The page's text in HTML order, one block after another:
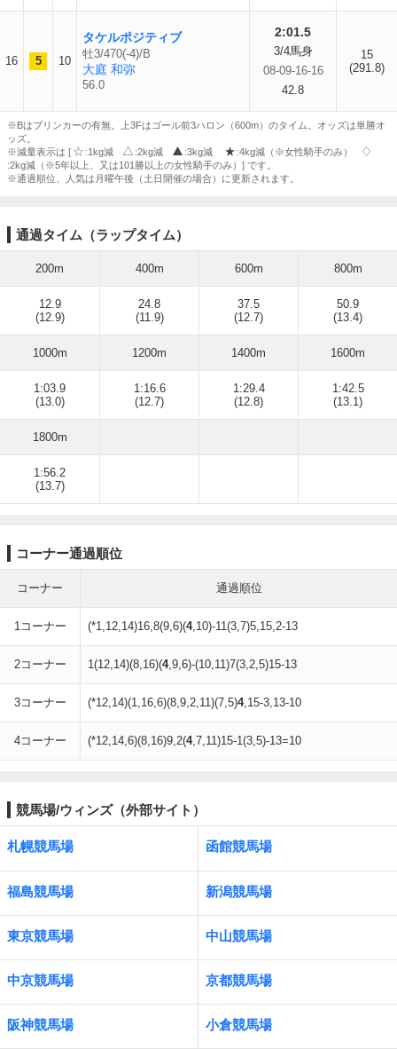
16 5 10
タケルポジティブ
牡3/470(-4)/B
大庭 和弥
56.0
2:01.5
3/4馬身
08-09-16-16
42.8
15
(291.8)
※Bはブリンカーの有無。上3Fはゴール前3ハロン（600m）のタイム。オッズは単勝オ
ッズ。
※減量表示は [
:1kg減 :2kg減 :3kg減
:4kg減（※女性騎手のみ）
:2kg減（※5年以上、又は101勝以上の女性騎手のみ）] です。
※通過順位、人気は月曜午後（土日開催の場合）に更新されます。
通過タイム（ラップタイム）
200m 400m 600m 800m
12.9
(12.9)
24.8
(11.9)
37.5
(12.7)
50.9
(13.4)
1000m 1200m 1400m 1600m
1:03.9
(13.0)
1:16.6
(12.7)
1:29.4
(12.8)
1:42.5
(13.1)
1800m
1:56.2
(13.7)
コーナー通過順位
コーナー 通過順位
1コーナー (*1,12,14)16,8(9,6)(4,10)-11(3,7)5,15,2-13
2コーナー 1(12,14)(8,16)(4,9,6)-(10,11)7(3,2,5)15-13
3コーナー (*12,14)(1,16,6)(8,9,2,11)(7,5)4,15-3,13-10
4コーナー (*12,14,6)(8,16)9,2(4,7,11)15-1(3,5)-13=10
競馬場/ウィンズ（外部サイト）
札幌競馬場 函館競馬場
福島競馬場 新潟競馬場
東京競馬場 中山競馬場
中京競馬場 京都競馬場
阪神競馬場 小倉競馬場